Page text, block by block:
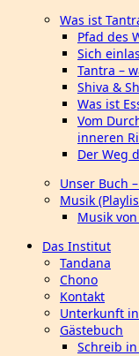
Was ist
Pfad des
Sich
Tantra –
Shiva &
Was ist
Vom
inneren
Der Weg
Unser Buch
Musik
Musik
Das Institut
Tandana
Chono
Kontakt
Unterkunft
Gästebuch
Schreib